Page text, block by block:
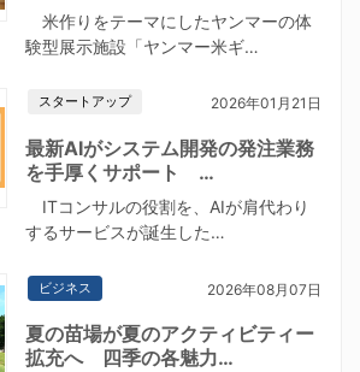
米作りをテーマにしたヤンマーの体
験型展示施設「ヤンマー米ギ…
スタートアップ 2026年01月21日
最新AIがシステム開発の発注業務
を手厚くサポート …
ITコンサルの役割を、AIが肩代わり
するサービスが誕生した…
ビジネス 2026年08月07日
夏の苗場が夏のアクティビティー
拡充へ 四季の各魅力…